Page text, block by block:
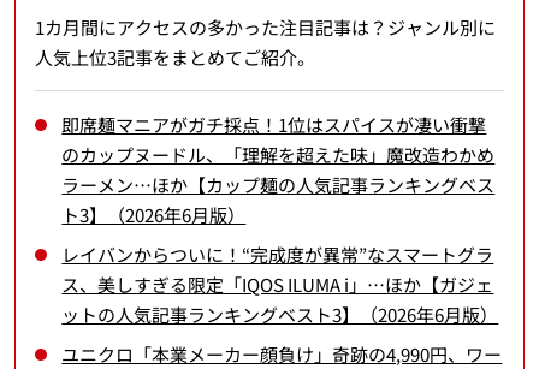
1カ月間にアクセスの多かった注目記事は？ジャンル別に
人気上位3記事をまとめてご紹介。
即席麺マニアがガチ採点！1位はスパイスが凄い衝撃
のカップヌードル、「理解を超えた味」魔改造わかめ
ラーメン…ほか【カップ麺の人気記事ランキングベス
ト3】（2026年6月版）
レイバンからついに！“完成度が異常”なスマートグラ
ス、美しすぎる限定「IQOS ILUMA i」…ほか【ガジェ
ットの人気記事ランキングベスト3】（2026年6月版）
ユニクロ「本業メーカー顔負け」奇跡の4,990円、ワー